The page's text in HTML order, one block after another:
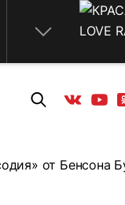
от Бенсона